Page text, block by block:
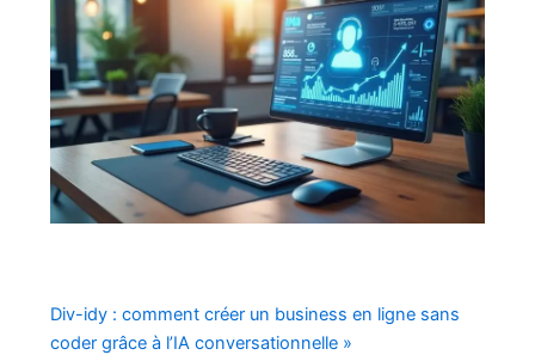
Div-idy : comment créer un business en ligne sans
coder grâce à l’IA conversationnelle »